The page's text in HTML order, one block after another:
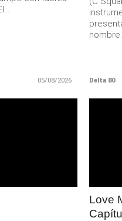
05/08/2026 Delta 80
Love